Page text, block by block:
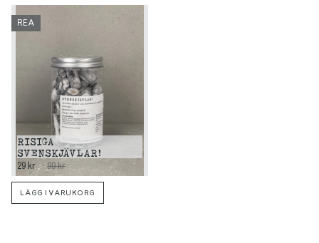
REA
RISIGA
SVENSKJÄVLAR!
29 kr 99 kr
LÄGG I VARUKORG